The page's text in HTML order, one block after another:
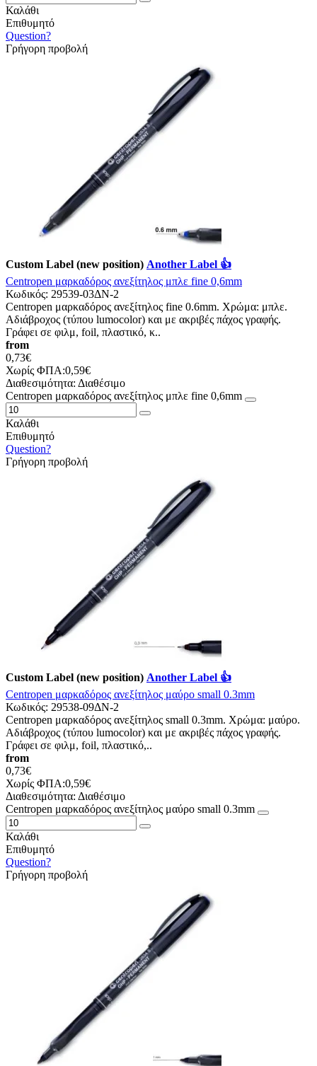
Καλάθι
Επιθυμητό
Question?
Γρήγορη προβολή
Custom Label (new position) Another Label 👍
Centropen μαρκαδόρος ανεξίτηλος μπλε fine 0,6mm
Κωδικός: 29539-03ΔΝ-2
Centropen μαρκαδόρος ανεξίτηλος fine 0.6mm. Χρώμα: μπλε.
Αδιάβροχος (τύπου lumocolor) και με ακριβές πάχος γραφής.
Γράφει σε φιλμ, foil, πλαστικό, κ..
from
0,73€
Χωρίς ΦΠΑ:0,59€
Διαθεσιμότητα: Διαθέσιμο
Centropen μαρκαδόρος ανεξίτηλος μπλε fine 0,6mm
Καλάθι
Επιθυμητό
Question?
Γρήγορη προβολή
Custom Label (new position) Another Label 👍
Centropen μαρκαδόρος ανεξίτηλος μαύρο small 0.3mm
Κωδικός: 29538-09ΔΝ-2
Centropen μαρκαδόρος ανεξίτηλος small 0.3mm. Χρώμα: μαύρο.
Αδιάβροχος (τύπου lumocolor) και με ακριβές πάχος γραφής.
Γράφει σε φιλμ, foil, πλαστικό,..
from
0,73€
Χωρίς ΦΠΑ:0,59€
Διαθεσιμότητα: Διαθέσιμο
Centropen μαρκαδόρος ανεξίτηλος μαύρο small 0.3mm
Καλάθι
Επιθυμητό
Question?
Γρήγορη προβολή